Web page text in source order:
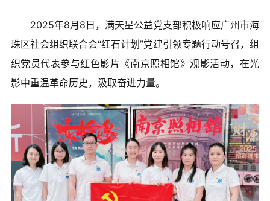
2025年8月8日，满天星公益党支部积极响应广州市海
珠区社会组织联合会“红石计划”党建引领专题行动号召，组
织党员代表参与红色影片《南京照相馆》观影活动，在光
影中重温革命历史，汲取奋进力量。